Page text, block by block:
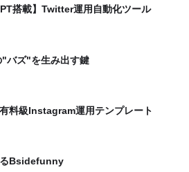
施、お客さまへの連絡・通
ービスの開発、及びお客さま
報の提供などのために、お客
用させていただきます。
ンスフォーメーション(DX)事
ーン事業
搭載】Twitter運用自動化ツール
バズ"を生み出す鍵
有料級Instagram運用テンプレート
Bsidefunny